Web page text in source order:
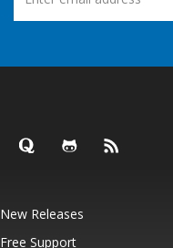
New Releases
Free Support